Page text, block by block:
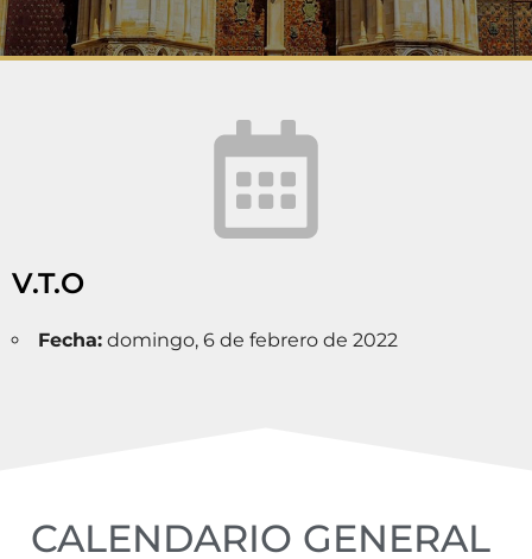
V.T.O
Fecha: domingo, 6 de febrero de 2022
CALENDARIO GENERAL